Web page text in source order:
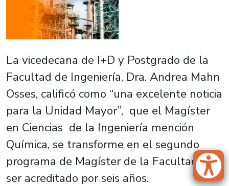
La vicedecana de I+D y Postgrado de la
Facultad de Ingeniería, Dra. Andrea Mahn
Osses, calificó como “una excelente noticia
para la Unidad Mayor”, que el Magíster
en Ciencias de la Ingeniería mención
Química, se transforme en el segundo
programa de Magíster de la Facultad en
ser acreditado por seis años.